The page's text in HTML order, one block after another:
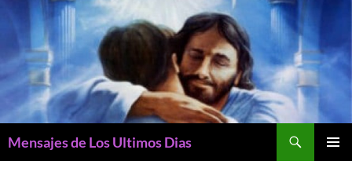
Mensajes de Los Ultimos Dias